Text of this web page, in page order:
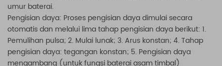
umur baterai.
Pengisian daya: Proses pengisian daya dimulai secara
otomatis dan melalui lima tahap pengisian daya berikut: 1.
Pemulihan pulsa; 2. Mulai lunak; 3. Arus konstan; 4. Tahap
pengisian daya: tegangan konstan; 5. Pengisian daya
mengambang (untuk fungsi baterai asam timbal)